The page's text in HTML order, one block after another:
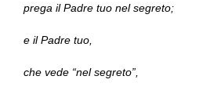
prega il Padre tuo nel segreto;
e il Padre tuo,
che vede “nel segreto”,